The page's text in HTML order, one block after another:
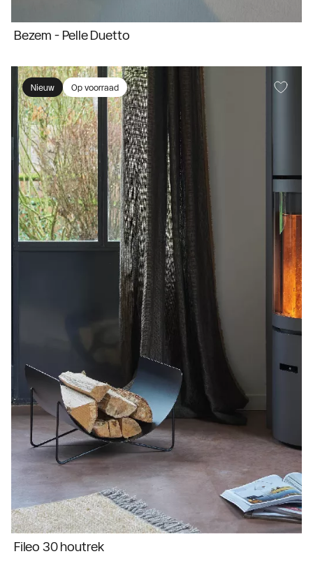
Bezem - Pelle Duetto
Nieuw Op voorraad
Fileo 30 houtrek